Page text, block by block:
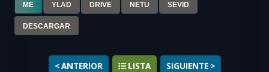
ME YLAD DRIVE NETU SEVID
DESCARGAR ▶
< ANTERIOR LISTA SIGUIENTE >